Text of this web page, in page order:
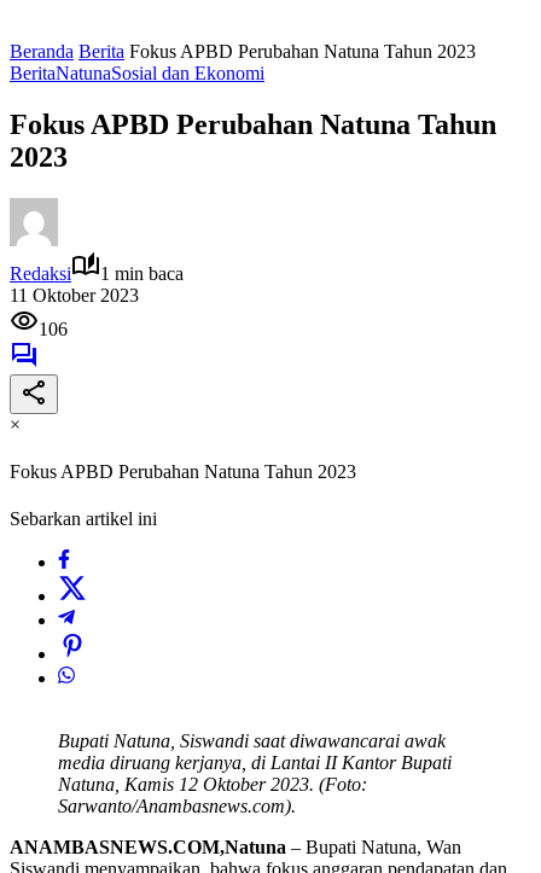
Beranda Berita Fokus APBD Perubahan Natuna Tahun 2023
BeritaNatunaSosial dan Ekonomi
Fokus APBD Perubahan Natuna Tahun
2023
Redaksi
1 min baca
11 Oktober 2023
106
×
Fokus APBD Perubahan Natuna Tahun 2023
Sebarkan artikel ini
Bupati Natuna, Siswandi saat diwawancarai awak
media diruang kerjanya, di Lantai II Kantor Bupati
Natuna, Kamis 12 Oktober 2023. (Foto:
Sarwanto/Anambasnews.com).
ANAMBASNEWS.COM,Natuna – Bupati Natuna, Wan